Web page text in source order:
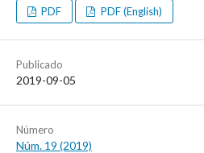
PDF PDF (English)
Publicado
2019-09-05
Número
Núm. 19 (2019)